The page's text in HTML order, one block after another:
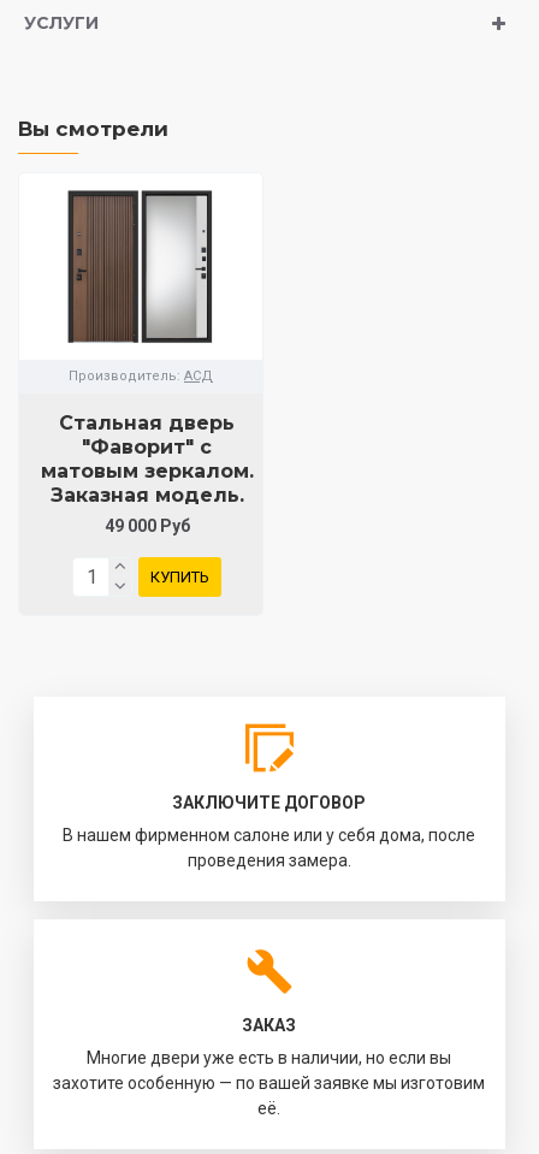
УСЛУГИ
Вы смотрели
Производитель: АСД
Стальная дверь
"Фаворит" с
матовым зеркалом.
Заказная модель.
49 000 Руб
КУПИТЬ
ЗАКЛЮЧИТЕ ДОГОВОР
В нашем фирменном салоне или у себя дома, после
проведения замера.
ЗАКАЗ
Многие двери уже есть в наличии, но если вы
захотите особенную — по вашей заявке мы изготовим
её.